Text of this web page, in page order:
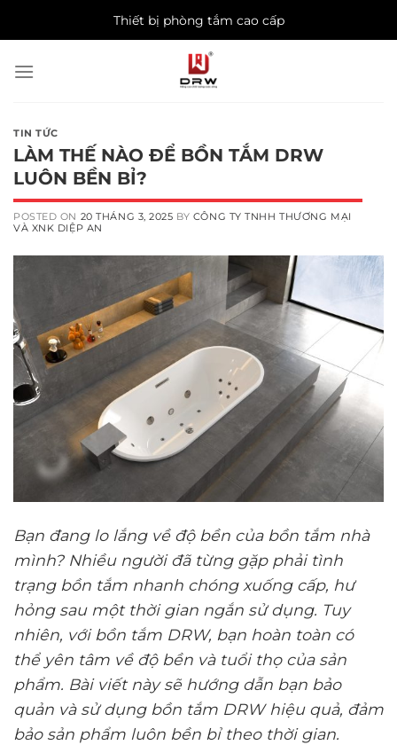
Thiết bị phòng tắm cao cấp
TIN TỨC
LÀM THẾ NÀO ĐỂ BỒN TẮM DRW
LUÔN BỀN BỈ?
POSTED ON 20 THÁNG 3, 2025 BY CÔNG TY TNHH THƯƠNG MẠI
VÀ XNK DIỆP AN
Bạn đang lo lắng về độ bền của bồn tắm nhà
mình? Nhiều người đã từng gặp phải tình
trạng bồn tắm nhanh chóng xuống cấp, hư
hỏng sau một thời gian ngắn sử dụng. Tuy
nhiên, với bồn tắm DRW, bạn hoàn toàn có
thể yên tâm về độ bền và tuổi thọ của sản
phẩm. Bài viết này sẽ hướng dẫn bạn bảo
quản và sử dụng bồn tắm DRW hiệu quả, đảm
bảo sản phẩm luôn bền bỉ theo thời gian.